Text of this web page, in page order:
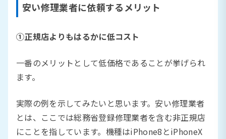
安い修理業者に依頼するメリット
①正規店よりもはるかに低コスト
一番のメリットとして低価格であることが挙げられ
ます。
実際の例を示してみたいと思います。安い修理業者
とは、ここでは総務省登録修理業者を含む非正規店
にことを指しています。機種はiPhone8とiPhoneX